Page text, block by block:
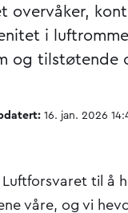
overvåker,
i
og tilstøtende
16. jan. 2026
til å
våre, og vi